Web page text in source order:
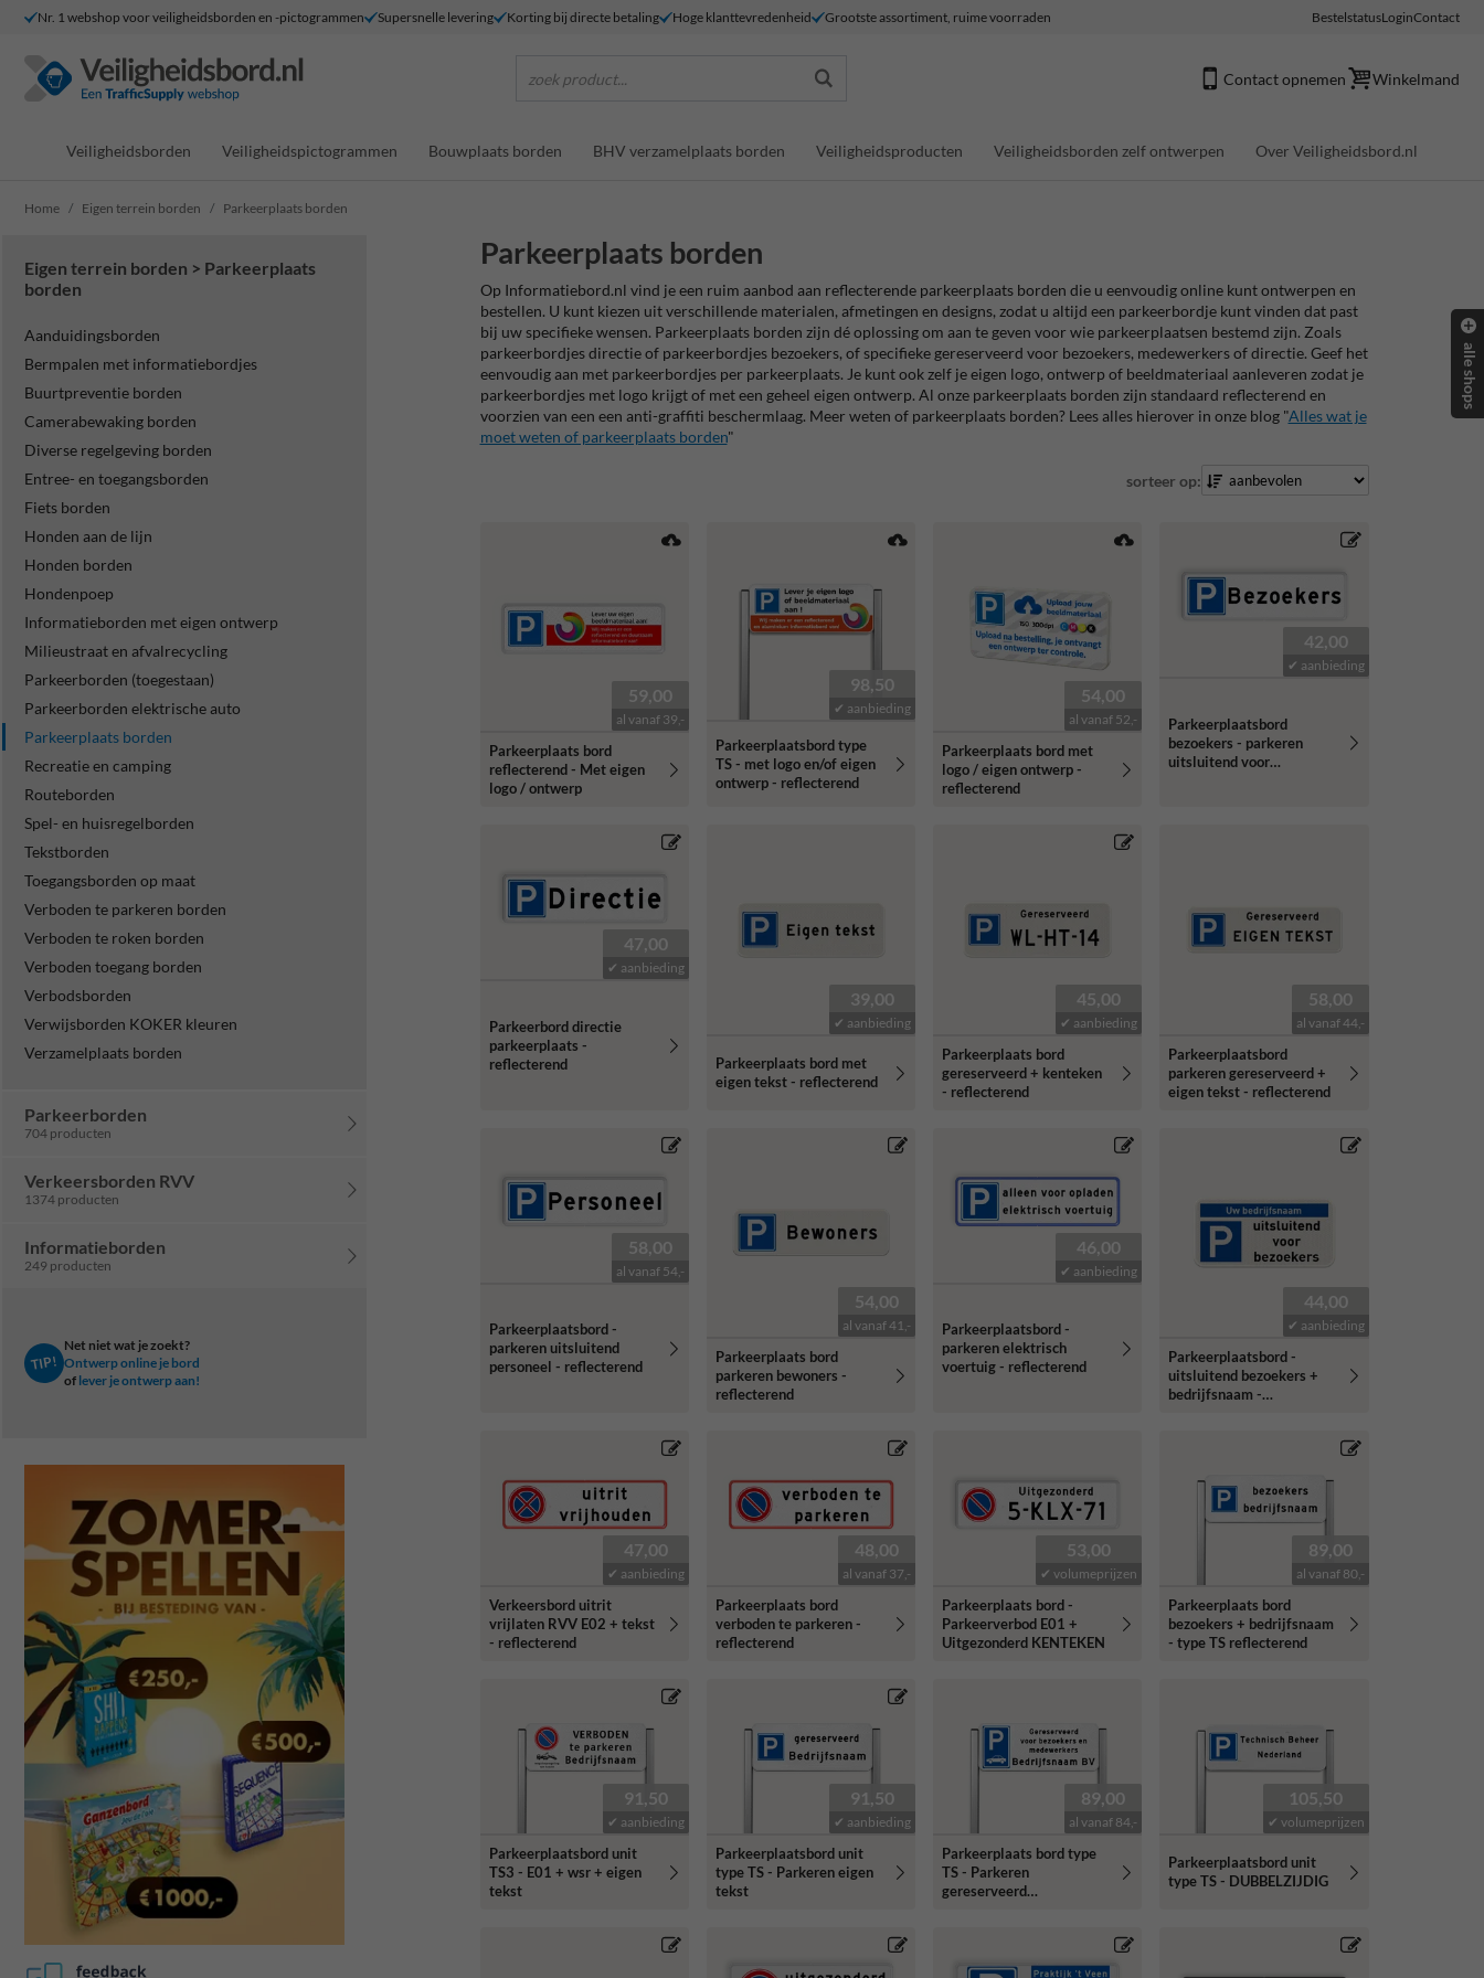
Nr. 1 webshop voor veiligheidsborden en -pictogrammen Supersnelle levering Korting bij directe betaling Hoge klanttevredenheid Grootste assortiment, ruime voorraden BestelstatusLoginContact
zoek product... Contact opnemen Winkelmand
Veiligheidsborden Veiligheidspictogrammen Bouwplaats borden BHV verzamelplaats borden Veiligheidsproducten Veiligheidsborden zelf ontwerpen Over Veiligheidsbord.nl
Home Eigen terrein borden Parkeerplaats borden
Eigen terrein borden > Parkeerplaats
borden
Aanduidingsborden
Bermpalen met informatiebordjes
Buurtpreventie borden
Camerabewaking borden
Diverse regelgeving borden
Entree- en toegangsborden
Fiets borden
Honden aan de lijn
Honden borden
Hondenpoep
Informatieborden met eigen ontwerp
Milieustraat en afvalrecycling
Parkeerborden (toegestaan)
Parkeerborden elektrische auto
Parkeerplaats borden
Recreatie en camping
Routeborden
Spel- en huisregelborden
Tekstborden
Toegangsborden op maat
Verboden te parkeren borden
Verboden te roken borden
Verboden toegang borden
Verbodsborden
Verwijsborden KOKER kleuren
Verzamelplaats borden
Parkeerborden
704 producten
Verkeersborden RVV
1374 producten
Informatieborden
249 producten
TIP!
Net niet wat je zoekt?
Ontwerp online je bord
of lever je ontwerp aan!
Parkeerplaats borden
Op Informatiebord.nl vind je een ruim aanbod aan reflecterende parkeerplaats borden die u eenvoudig online kunt ontwerpen en
bestellen. U kunt kiezen uit verschillende materialen, afmetingen en designs, zodat u altijd een parkeerbordje kunt vinden dat past
bij uw specifieke wensen. Parkeerplaats borden zijn dé oplossing om aan te geven voor wie parkeerplaatsen bestemd zijn. Zoals
parkeerbordjes directie of parkeerbordjes bezoekers, of specifieke gereserveerd voor bezoekers, medewerkers of directie. Geef het
eenvoudig aan met parkeerbordjes per parkeerplaats. Je kunt ook zelf je eigen logo, ontwerp of beeldmateriaal aanleveren zodat je
parkeerbordjes met logo krijgt of met een geheel eigen ontwerp. Al onze parkeerplaats borden zijn standaard reflecterend en
voorzien van een een anti-graffiti beschermlaag. Meer weten of parkeerplaats borden? Lees alles hierover in onze blog "Alles wat je
moet weten of parkeerplaats borden"
sorteer op:
59,00
al vanaf 39,-
Parkeerplaats bord
reflecterend - Met eigen
logo / ontwerp
98,50
✔ aanbieding
Parkeerplaatsbord type
TS - met logo en/of eigen
ontwerp - reflecterend
54,00
al vanaf 52,-
Parkeerplaats bord met
logo / eigen ontwerp -
reflecterend
42,00
✔ aanbieding
Parkeerplaatsbord
bezoekers - parkeren
uitsluitend voor
47,00
✔ aanbieding
Parkeerbord directie
parkeerplaats -
reflecterend
39,00
✔ aanbieding
Parkeerplaats bord met
eigen tekst - reflecterend
45,00
✔ aanbieding
Parkeerplaats bord
gereserveerd + kenteken
- reflecterend
58,00
al vanaf 44,-
Parkeerplaatsbord
parkeren gereserveerd +
eigen tekst - reflecterend
58,00
al vanaf 54,-
Parkeerplaatsbord -
parkeren uitsluitend
personeel - reflecterend
54,00
al vanaf 41,-
Parkeerplaats bord
parkeren bewoners -
reflecterend
46,00
✔ aanbieding
Parkeerplaatsbord -
parkeren elektrisch
voertuig - reflecterend
44,00
✔ aanbieding
Parkeerplaatsbord -
uitsluitend bezoekers +
bedrijfsnaam -
47,00
✔ aanbieding
Verkeersbord uitrit
vrijlaten RVV E02 + tekst
- reflecterend
48,00
al vanaf 37,-
Parkeerplaats bord
verboden te parkeren -
reflecterend
53,00
✔ volumeprijzen
Parkeerplaats bord -
Parkeerverbod E01 +
Uitgezonderd KENTEKEN
89,00
al vanaf 80,-
Parkeerplaats bord
bezoekers + bedrijfsnaam
- type TS reflecterend
91,50
✔ aanbieding
Parkeerplaatsbord unit
TS3 - E01 + wsr + eigen
tekst
91,50
✔ aanbieding
Parkeerplaatsbord unit
type TS - Parkeren eigen
tekst
89,00
al vanaf 84,-
Parkeerplaats bord type
TS - Parkeren
gereserveerd
105,50
✔ volumeprijzen
Parkeerplaatsbord unit
type TS - DUBBELZIJDIG
alle shops